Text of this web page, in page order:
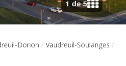
1 de 5
Dorion / Vaudreuil-Soulanges /